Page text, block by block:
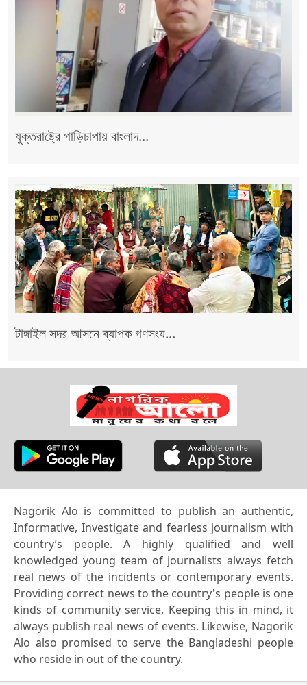
যুক্তরাষ্ট্রে গাড়িচাপায় বাংলাদ...
টাঙ্গাইল সদর আসনে ব্যাপক গণসংয...
Nagorik Alo is committed to publish an authentic,
Informative, Investigate and fearless journalism with
country’s people. A highly qualified and well
knowledged young team of journalists always fetch
real news of the incidents or contemporary events.
Providing correct news to the country's people is one
kinds of community service, Keeping this in mind, it
always publish real news of events. Likewise, Nagorik
Alo also promised to serve the Bangladeshi people
who reside in out of the country.